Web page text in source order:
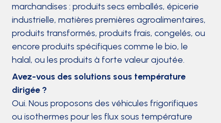
marchandises : produits secs emballés, épicerie
industrielle, matières premières agroalimentaires,
produits transformés, produits frais, congelés, ou
encore produits spécifiques comme le bio, le
halal, ou les produits à forte valeur ajoutée.
Avez-vous des solutions sous température
dirigée ?
Oui. Nous proposons des véhicules frigorifiques
ou isothermes pour les flux sous température